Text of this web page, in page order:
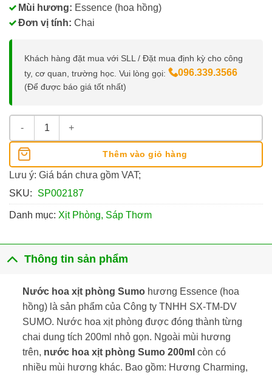
Mùi hương: Essence (hoa hồng)
Đơn vị tính: Chai
Khách hàng đặt mua với SLL / Đặt mua định kỳ cho công
ty, cơ quan, trường học. Vui lòng gọi:
096.339.3566
(Để được báo giá tốt nhất)
Xịt Phòng Sumo Hương Essence Chai 200ml số lượng
Thêm vào giỏ hàng
Lưu ý: Giá bán chưa gồm VAT;
SKU:
SP002187
Danh mục: Xịt Phòng, Sáp Thơm
Thông tin sản phẩm
Nước hoa xịt phòng Sumohương Essence (hoa
hồng) là sản phẩm của Công ty TNHH SX-TM-DV
SUMO. Nước hoa xịt phòng được đóng thành từng
chai dung tích 200ml nhỏ gọn. Ngoài mùi hương
trên, nước hoa xịt phòng Sumo 200ml còn có
nhiều mùi hương khác. Bao gồm: Hương Charming,